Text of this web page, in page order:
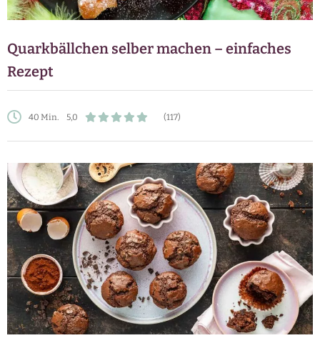
Quarkbällchen selber machen – einfaches
Rezept
40 Min. 5,0 (117)